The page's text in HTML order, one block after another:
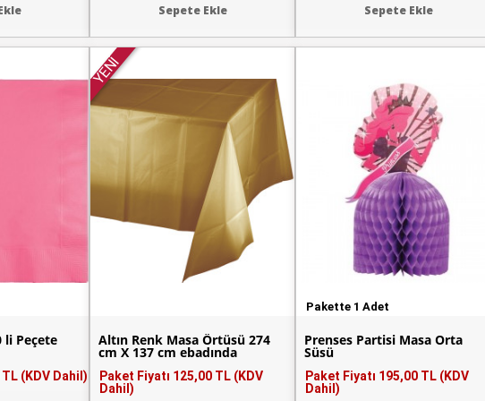
Sepete Ekle Sepete Ekle
li Peçete
(KDV Dahil)
YENİ
Altın Renk Masa Örtüsü 274
cm X 137 cm ebadında
Paket Fiyatı 125,00 TL (KDV
Dahil)
Pakette 1 Adet
Prenses Partisi Masa Orta
Süsü
Paket Fiyatı 195,00 TL (KDV
Dahil)